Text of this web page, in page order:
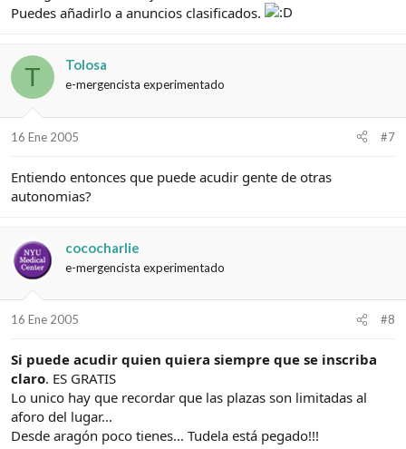
Puedes añadirlo a anuncios clasificados.
T Tolosa
e-mergencista experimentado
16 Ene 2005 #7
Entiendo entonces que puede acudir gente de otras
autonomias?
cococharlie
e-mergencista experimentado
16 Ene 2005 #8
Si puede acudir quien quiera siempre que se inscriba
claro. ES GRATIS
Lo unico hay que recordar que las plazas son limitadas al
aforo del lugar...
Desde aragón poco tienes... Tudela está pegado!!!